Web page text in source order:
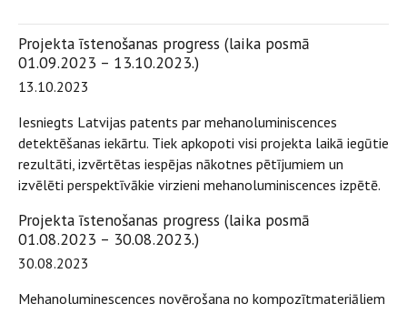
Projekta īstenošanas progress (laika posmā
01.09.2023 – 13.10.2023.)
13.10.2023
Iesniegts Latvijas patents par mehanoluminiscences
detektēšanas iekārtu. Tiek apkopoti visi projekta laikā iegūtie
rezultāti, izvērtētas iespējas nākotnes pētījumiem un
izvēlēti perspektīvākie virzieni mehanoluminiscences izpētē.
Projekta īstenošanas progress (laika posmā
01.08.2023 – 30.08.2023.)
30.08.2023
Mehanoluminescences novērošana no kompozītmateriāliem